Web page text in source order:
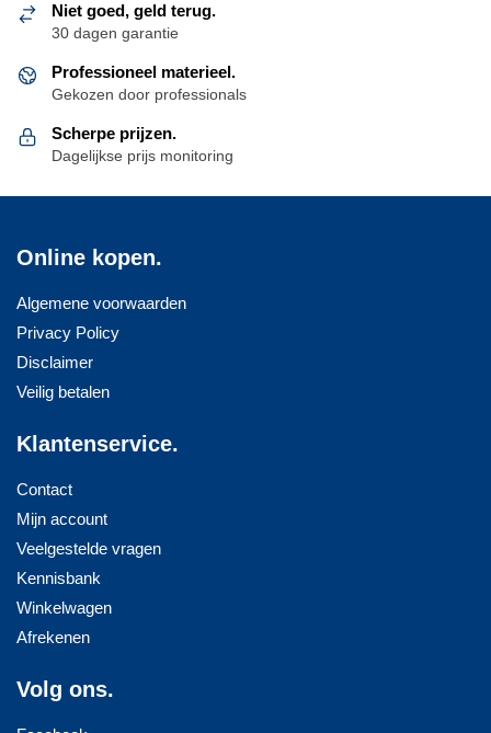
Niet goed, geld terug.
30 dagen garantie
Professioneel materieel.
Gekozen door professionals
Scherpe prijzen.
Dagelijkse prijs monitoring
Online kopen.
Algemene voorwaarden
Privacy Policy
Disclaimer
Veilig betalen
Klantenservice.
Contact
Mijn account
Veelgestelde vragen
Kennisbank
Winkelwagen
Afrekenen
Volg ons.